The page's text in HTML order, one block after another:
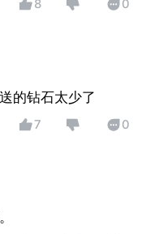
8 0
的钻石太少了
7 0